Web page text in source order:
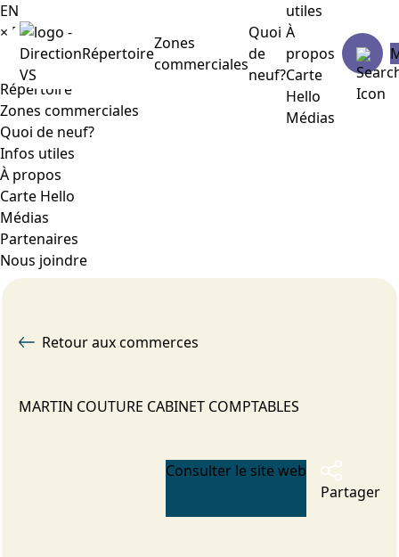
Répertoire
Zones
commerciales
Quoi
de
neuf?
utiles
À
propos
Carte
Hello
Médias
EN
× Menu
Répertoire
Zones commerciales
Quoi de neuf?
Infos utiles
À propos
Carte Hello
Médias
Partenaires
Nous joindre
Retour aux commerces
MARTIN COUTURE CABINET COMPTABLES
Consulter le site web
Partager